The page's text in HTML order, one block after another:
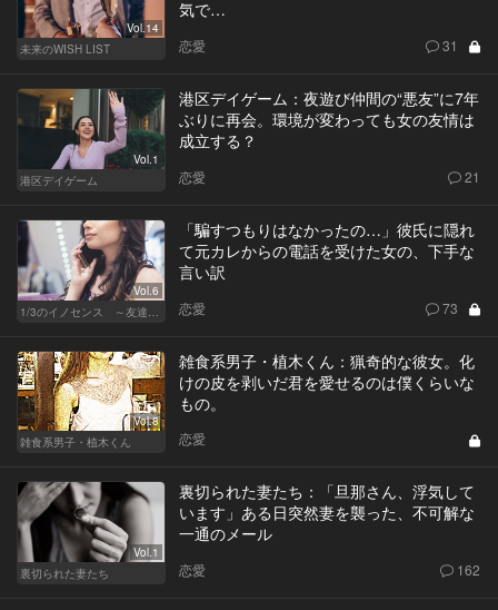
Vol.14
未来のWISH LIST
気で…
恋愛 31
Vol.1
港区デイゲーム
港区デイゲーム：夜遊び仲間の“悪友”に7年
ぶりに再会。環境が変わっても女の友情は
成立する？
恋愛 21
Vol.6
「騙すつもりはなかったの…」彼氏に隠れ
て元カレからの電話を受けた女の、下手な
言い訳
恋愛 73
Vol.8
雑食系男子・植木くん
雑食系男子・植木くん：猟奇的な彼女。化
けの皮を剥いだ君を愛せるのは僕くらいな
もの。
恋愛
Vol.1
裏切られた妻たち
裏切られた妻たち：「旦那さん、浮気して
います」ある日突然妻を襲った、不可解な
一通のメール
恋愛 162